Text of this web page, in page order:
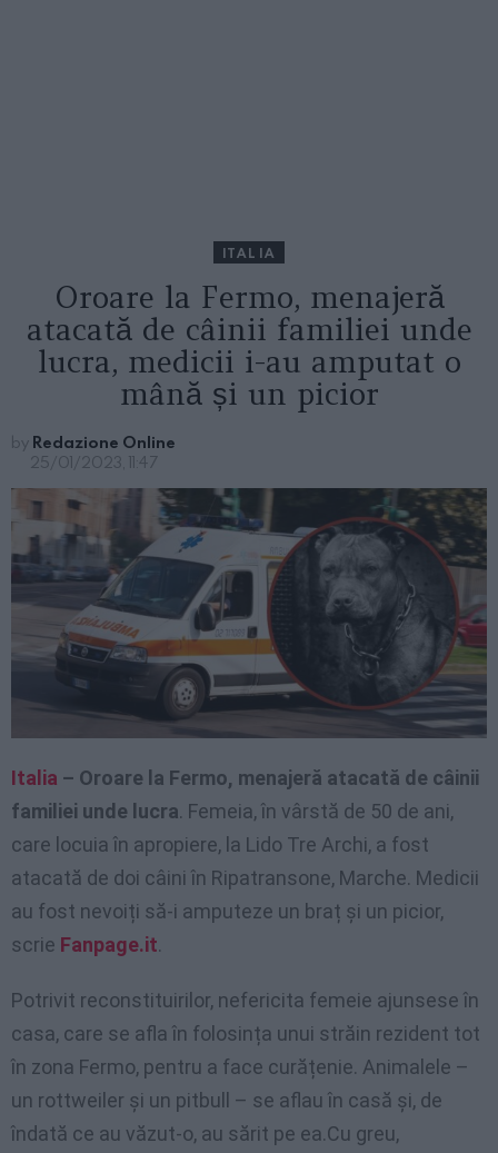
ITALIA
Oroare la Fermo, menajeră
atacată de câinii familiei unde
lucra, medicii i-au amputat o
mână și un picior
by Redazione Online
25/01/2023, 11:47
Italia – Oroare la Fermo, menajeră atacată de câinii
familiei unde lucra. Femeia, în vârstă de 50 de ani,
care locuia în apropiere, la Lido Tre Archi, a fost
atacată de doi câini în Ripatransone, Marche. Medicii
au fost nevoiți să-i amputeze un braț și un picior,
scrie Fanpage.it.
Potrivit reconstituirilor, nefericita femeie ajunsese în
casa, care se afla în folosința unui străin rezident tot
în zona Fermo, pentru a face curățenie. Animalele –
un rottweiler și un pitbull – se aflau în casă și, de
îndată ce au văzut-o, au sărit pe ea.Cu greu,